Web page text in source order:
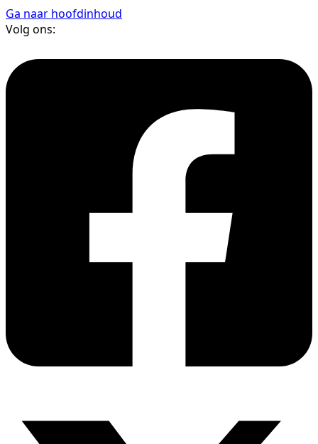
Ga naar hoofdinhoud
Volg ons: